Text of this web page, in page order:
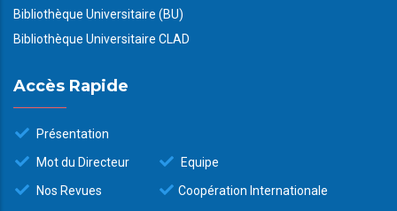
Bibliothèque Universitaire (BU)
Bibliothèque Universitaire CLAD
Accès Rapide
Présentation
Mot du Directeur
Nos Revues
Equipe
Coopération Internationale